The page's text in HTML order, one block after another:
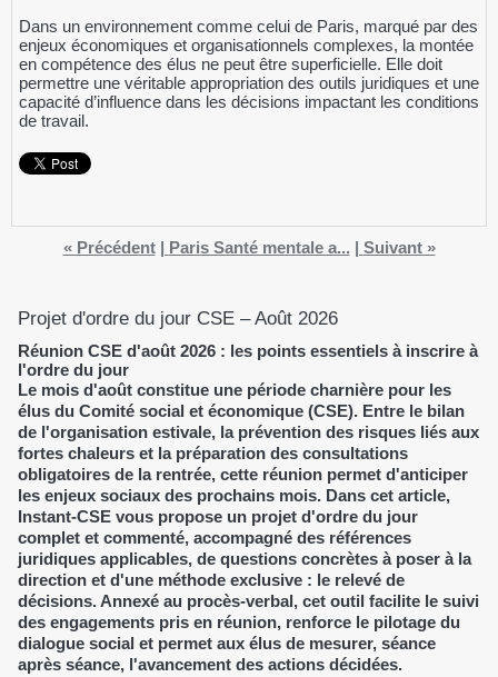
Dans un environnement comme celui de Paris, marqué par des
enjeux économiques et organisationnels complexes, la montée
en compétence des élus ne peut être superficielle. Elle doit
permettre une véritable appropriation des outils juridiques et une
capacité d’influence dans les décisions impactant les conditions
de travail.
« Précédent | Paris Santé mentale a... | Suivant »
Projet d'ordre du jour CSE – Août 2026
Réunion CSE d'août 2026 : les points essentiels à inscrire à
l'ordre du jour
Le mois d'août constitue une période charnière pour les
élus du Comité social et économique (CSE). Entre le bilan
de l'organisation estivale, la prévention des risques liés aux
fortes chaleurs et la préparation des consultations
obligatoires de la rentrée, cette réunion permet d'anticiper
les enjeux sociaux des prochains mois. Dans cet article,
Instant-CSE vous propose un projet d'ordre du jour
complet et commenté, accompagné des références
juridiques applicables, de questions concrètes à poser à la
direction et d'une méthode exclusive : le relevé de
décisions. Annexé au procès-verbal, cet outil facilite le suivi
des engagements pris en réunion, renforce le pilotage du
dialogue social et permet aux élus de mesurer, séance
après séance, l'avancement des actions décidées.